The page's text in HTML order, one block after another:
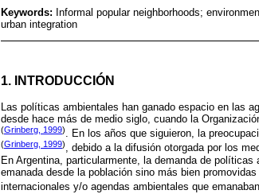
Keywords: Informal popular neighborhoods;
urban integration
1. INTRODUCCIÓN
Las políticas ambientales han ganado espacio en las
desde hace más de medio siglo, cuando la
(Grinberg, 1999). En los años que siguieron, la
(Grinberg, 1999), debido a la difusión otorgada por los
En Argentina, particularmente, la demanda de
emanada desde la población sino más bien
internacionales y/o agendas ambientales que